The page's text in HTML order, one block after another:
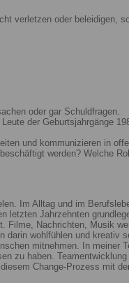
verletzen oder beleidigen,
oder gar Schuldfragen.
der Geburtsjahrgänge
und kommunizieren in
werden? Welche
Im Alltag und im
Jahrzehnten
Filme, Nachrichten, Musik
wohlfühlen und
mitnehmen. In
zu haben.
Change-Prozess mit